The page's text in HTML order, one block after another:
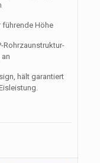
führende Höhe
Rohrzaunstruktur-
hält garantiert